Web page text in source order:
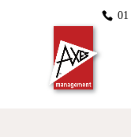
01